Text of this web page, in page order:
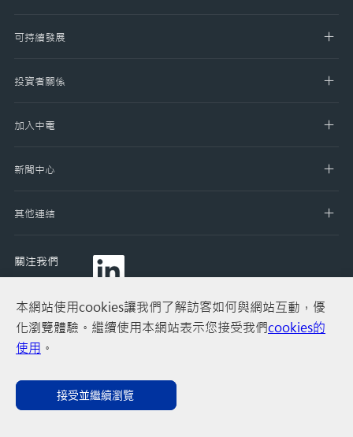
本網站使用cookies讓我們了解訪客如何與網站互動，優
化瀏覽體驗。繼續使用本網站表示您接受我們cookies的
使用 。
接受並繼續瀏覽
可持續發展
投資者關係
加入中電
新聞中心
其他連結
關注我們
網站使用條款 網站上使用的「Cookies」
聯絡我們